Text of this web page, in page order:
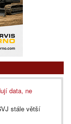
data, ne
stále větší